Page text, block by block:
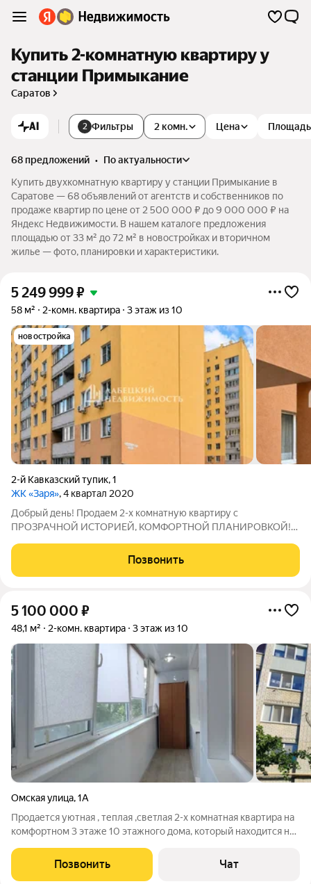
Купить 2-комнатную квартиру у
станции Примыкание
Саратов
AI 2 Фильтры 2 комн. Цена Площадь
68 предложений •
по актуальности
Купить двухкомнатную квартиру у станции Примыкание в
Саратове — 68 объявлений от агентств и собственников по
продаже квартир по цене от 2 500 000 ₽ до 9 000 000 ₽ на
Яндекс Недвижимости. В нашем каталоге предложения
площадью от 33 м² до 72 м² в новостройках и вторичном
жилье — фото, планировки и характеристики.
5 249 999₽
58 м² 2-комн. квартира 3 этаж из 10
новостройка
2-й Кавказский тупик,1
ЖК «Заря», 4 квартал 2020
Добрый день! Продаем 2-х комнатную квартиру с
ПРОЗРАЧНОЙ ИСТОРИЕЙ, КОМФОРТНОЙ ПЛАНИРОВКОЙ!
деятельность нашего агентства застрахована на 20 000 000
рублей. Будем рады покупкам с нами и у нас!
Позвонить
5 100 000 ₽
48,1 м² 2-комн. квартира 3 этаж из 10
Омская улица,1А
Продается уютная , теплая ,светлая 2-х комнатная квартира на
комфортном 3 этаже 10 этажного дома, который находится на
остаётся мебель и техника. Рассмотрим любой вид расчёта.
Приглашаем Вас
Позвонить Чат